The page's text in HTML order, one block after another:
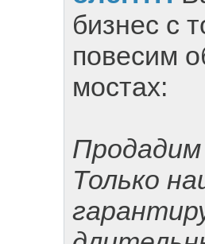
бизнес с
повесим
мостах:
Продадим
Только